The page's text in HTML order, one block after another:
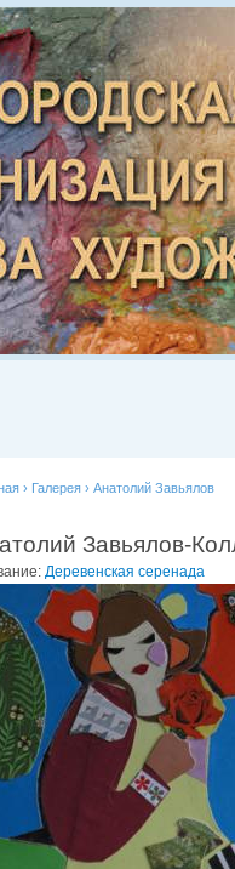
› Галерея › Анатолий Завьялов
Завьялов-
Деревенская серенада